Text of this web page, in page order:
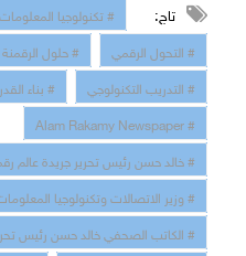
تاج: # تكنولوجيا المعلومات
# التحول الرقمي
# حلول الرقمنة
# التدريب التكنولوجي
# بناء
# Alam Rakamy Newspaper
# خالد حسن رئيس تحرير جريدة عالم
# وزير الاتصالات وتكنولوجيا
# الكاتب الصحفي خالد حسن رئيس